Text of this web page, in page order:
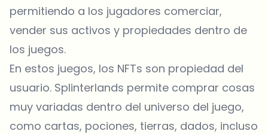
permitiendo a los jugadores comerciar,
vender sus activos y propiedades dentro de
los juegos.
En estos juegos, los NFTs son propiedad del
usuario. Splinterlands permite comprar cosas
muy variadas dentro del universo del juego,
como cartas, pociones, tierras, dados, incluso